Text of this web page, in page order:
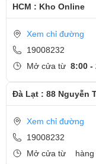
HCM : Kho Online
Xem chỉ đường
19008232
Mở cửa từ 8:00 -
Đà Lạt : 88 Nguyễn
Xem chỉ đường
19008232
Mở cửa từ